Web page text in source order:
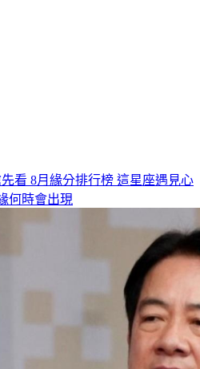
先看8月緣分排行榜 這星座遇見心
何時會出現